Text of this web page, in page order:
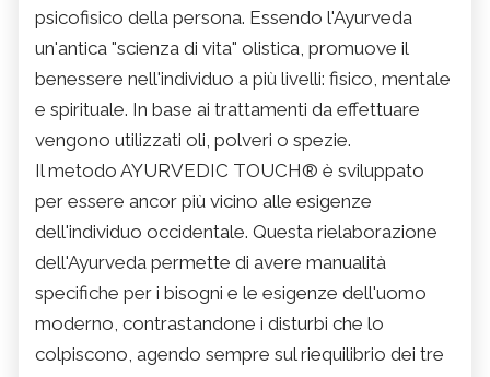
psicofisico della persona. Essendo l'Ayurveda
un'antica "scienza di vita" olistica, promuove il
benessere nell'individuo a più livelli: fisico, mentale
e spirituale. In base ai trattamenti da effettuare
vengono utilizzati oli, polveri o spezie.
Il metodo AYURVEDIC TOUCH® è sviluppato
per essere ancor più vicino alle esigenze
dell'individuo occidentale. Questa rielaborazione
dell'Ayurveda permette di avere manualità
specifiche per i bisogni e le esigenze dell'uomo
moderno, contrastandone i disturbi che lo
colpiscono, agendo sempre sul riequilibrio dei tre